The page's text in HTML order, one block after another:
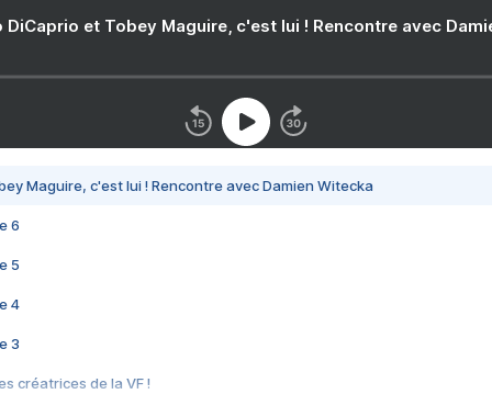
DiCaprio et Tobey Maguire, c'est lui ! Rencontre avec
Maguire, c'est lui ! Rencontre avec Damien Witecka
6
5
4
3
créatrices de la VF !